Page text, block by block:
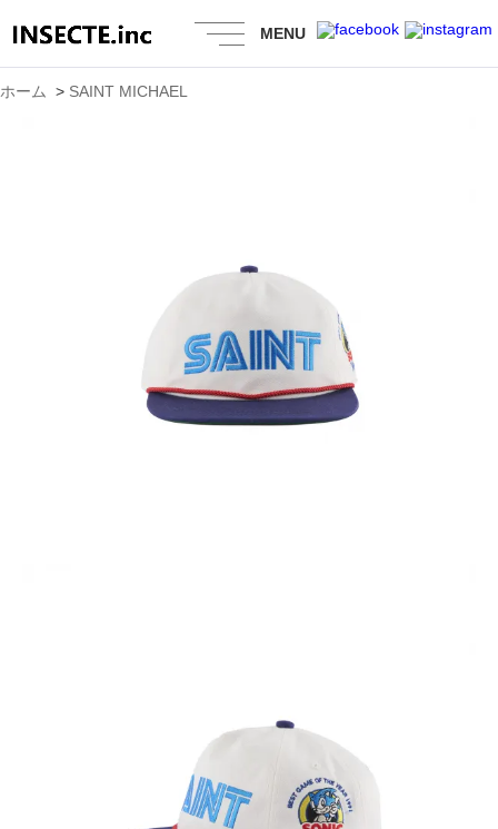
MENU
ホーム > SAINT MICHAEL